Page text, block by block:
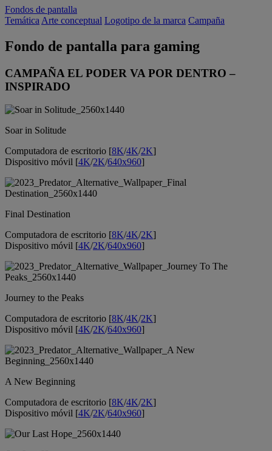
Fondos de pantalla
Temática Arte conceptual Logotipo de la marca Campaña
Fondo de pantalla para gaming
CAMPAÑA EL PODER VA POR DENTRO –
INSPIRADO
Soar in Solitude
Computadora de escritorio [8K/4K/2K]
Dispositivo móvil [4K/2K/640x960]
Final Destination
Computadora de escritorio [8K/4K/2K]
Dispositivo móvil [4K/2K/640x960]
Journey to the Peaks
Computadora de escritorio [8K/4K/2K]
Dispositivo móvil [4K/2K/640x960]
A New Beginning
Computadora de escritorio [8K/4K/2K]
Dispositivo móvil [4K/2K/640x960]